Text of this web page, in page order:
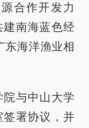
合作开发力
建南海蓝色经
东海洋渔业相
与中山大学
署协议，并